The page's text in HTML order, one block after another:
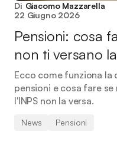
Di Giacomo Mazzarella
22 Giugno 2026
Pensioni: cosa
non ti versano
Ecco come funziona
pensioni e cosa fare
l'INPS non la versa.
News Pensioni